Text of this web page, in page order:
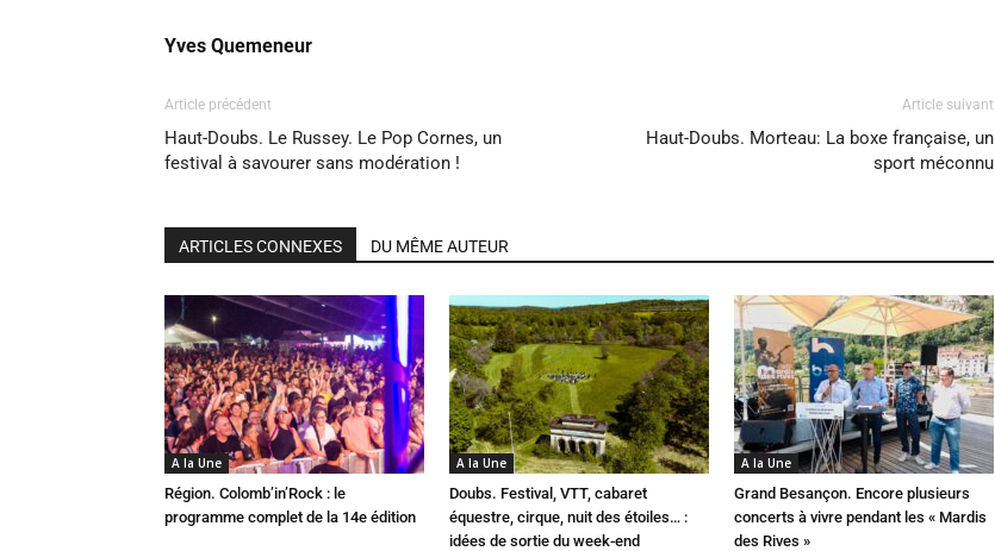
Yves Quemeneur
Article précédent
Haut-Doubs. Le Russey. Le Pop Cornes, un
festival à savourer sans modération !
Article suivant
Haut-Doubs. Morteau: La boxe française, un
sport méconnu
ARTICLES CONNEXES DU MÊME AUTEUR
A la Une
Région. Colomb’in’Rock : le
programme complet de la 14e édition
A la Une
Doubs. Festival, VTT, cabaret
équestre, cirque, nuit des étoiles… :
idées de sortie du week-end
A la Une
Grand Besançon. Encore plusieurs
concerts à vivre pendant les « Mardis
des Rives »